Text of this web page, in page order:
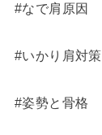
#なで肩原因
#いかり肩対策
#姿勢と骨格